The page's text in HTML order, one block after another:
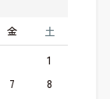
金 土
1
7
8